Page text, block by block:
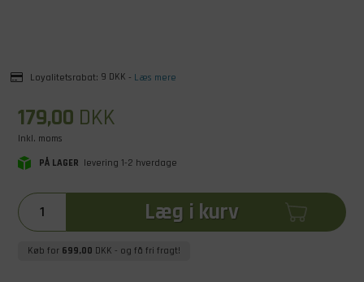
Loyalitetsrabat: 9 DKK - Læs mere
179,00 DKK
Inkl. moms
PÅ LAGER levering 1-2 hverdage
Læg i kurv
Køb for 699,00 DKK - og få fri fragt!